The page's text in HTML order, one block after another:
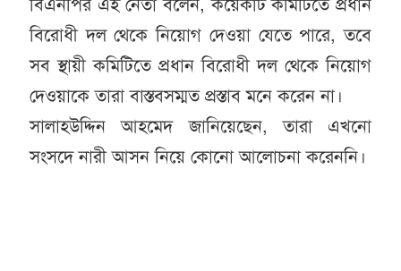
বিএনপির এই নেতা বলেন, কয়েকটি কমিটিতে প্রধান
বিরোধী দল থেকে নিয়োগ দেওয়া যেতে পারে, তবে
সব স্থায়ী কমিটিতে প্রধান বিরোধী দল থেকে নিয়োগ
দেওয়াকে তারা বাস্তবসম্মত প্রস্তাব মনে করেন না।
সালাহউদ্দিন আহমেদ জানিয়েছেন, তারা এখনো
সংসদে নারী আসন নিয়ে কোনো আলোচনা করেননি।